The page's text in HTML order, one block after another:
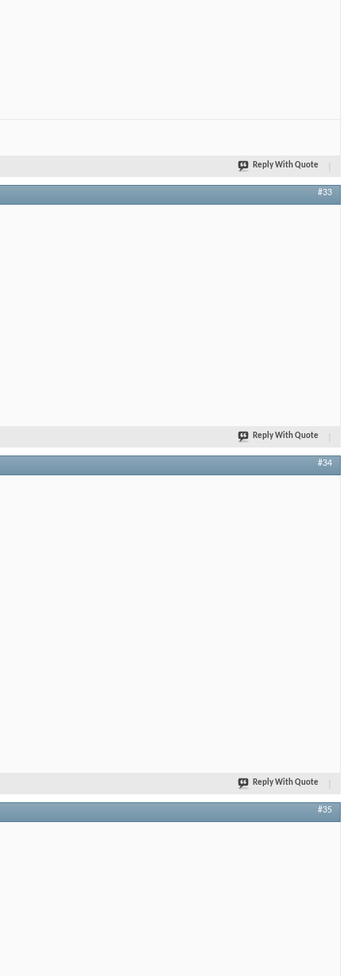
Reply With Quote
#33
Reply With Quote
#34
Reply With Quote
#35